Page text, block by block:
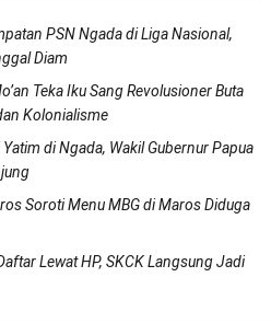
PSN Ngada di Liga Nasional,
Diam
Teka Iku Sang Revolusioner Buta
Kolonialisme
di Ngada, Wakil Gubernur Papua
Soroti Menu MBG di Maros Diduga
Lewat HP, SKCK Langsung Jadi